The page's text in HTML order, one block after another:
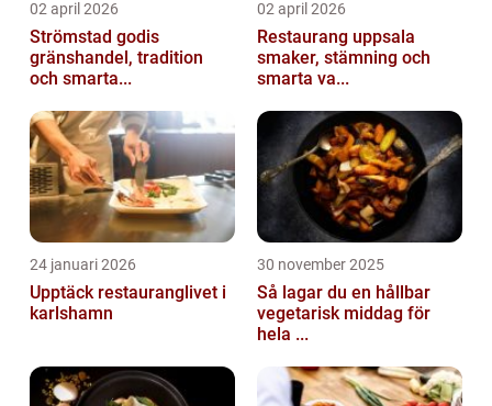
02 april 2026
Strömstad godis
gränshandel, tradition
och smarta...
02 april 2026
Restaurang uppsala
smaker, stämning och
smarta va...
24 januari 2026
Upptäck restauranglivet i
karlshamn
30 november 2025
Så lagar du en hållbar
vegetarisk middag för
hela ...